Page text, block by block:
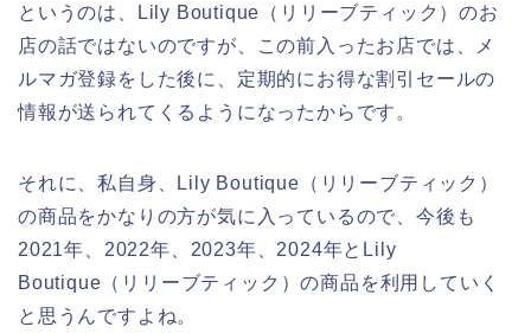
というのは、Lily Boutique（リリーブティック）のお
店の話ではないのですが、この前入ったお店では、メ
ルマガ登録をした後に、定期的にお得な割引セールの
情報が送られてくるようになったからです。
それに、私自身、Lily Boutique（リリーブティック）
の商品をかなりの方が気に入っているので、今後も
2021年、2022年、2023年、2024年とLily
Boutique（リリーブティック）の商品を利用していく
と思うんですよね。